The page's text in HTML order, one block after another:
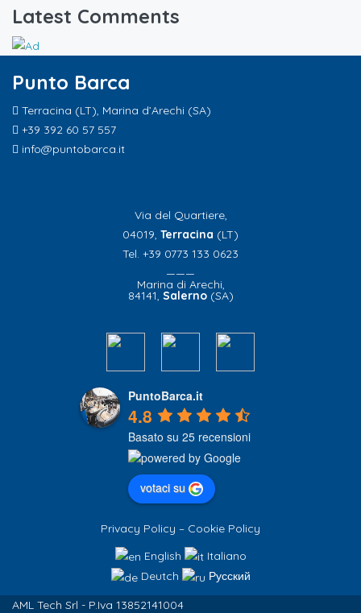
Latest Comments
Punto Barca
Terracina (LT), Marina d’Arechi (SA)
+39 392 60 57 557
info@puntobarca.it
Via del Quartiere,
04019, Terracina (LT)
Tel. +39 0773 133 0623
———
Marina di Arechi,
84141, Salerno(SA)
PuntoBarca.it
4.8
Basato su 25 recensioni
votaci su
Privacy Policy – Cookie Policy
English
Italiano
Deutch
Русский
AML Tech Srl - P.Iva 13852141004